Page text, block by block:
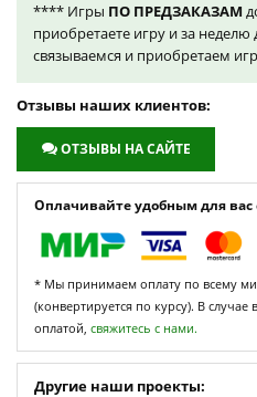
**** Игры ПО ПРЕДЗАКАЗАМ
приобретаете игру и за
связываемся и приобретаем
Отзывы наших клиентов:
ОТЗЫВЫ НА САЙТЕ
Оплачивайте удобным для вас
* Мы принимаем оплату по всему
(конвертируется по курсу). В
оплатой, свяжитесь с нами.
Другие наши проекты: